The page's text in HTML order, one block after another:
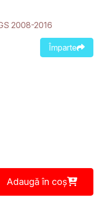
2008-2016
Împarte
Adaugă în coș